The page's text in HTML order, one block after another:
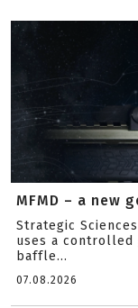
MFMD – a new
Strategic
uses a
baffle...
07.08.2026